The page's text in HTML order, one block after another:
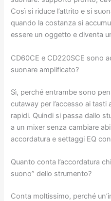
Così si riduce l’attrito e si
quando la costanza si
essere un oggetto e diventa
CD60CE e CD220SCE sono
suonare amplificato?
Sì, perché entrambe sono
cutaway per l’accesso ai
rapidi. Quindi si passa dallo
a un mixer senza cambiare
accordatura e settaggi EQ
Quanto conta l’accordatura
suono” dello strumento?
Conta moltissimo, perché